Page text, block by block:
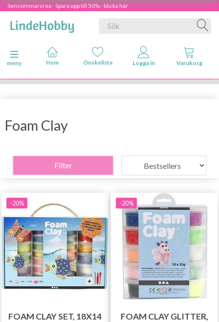
Sensommarsrea - Spara upp till 50% - klicka här
Ändra navigering
meny
Foam Clay
Filter
-20%
FOAM CLAY SET, 18X14
-20%
FOAM CLAY GLITTER,